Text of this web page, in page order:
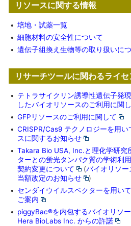
リソースに関する情報
• 培地・試薬一覧
• 細胞材料の安全性について
• 遺伝子組換え生物等の取り扱いに
リサーチツールに関わるライセ
• テトラサイクリン誘導性遺伝子発
したバイオリソースのご利用に関
• GFPリソースのご利用に関して
• CRISPR/Cas9 テクノロジーを用
スに関するお知らせ
• Takara Bio USA, Inc.と理化学研究
ターとの蛍光タンパク質の学術利
契約変更について
(バイオリソー
当額改定のお知らせ
)
• センダイウイルスベクターを用い
ご案内
• piggyBac®を内包するバイオリソ
Hera BioLabs Inc. からの許諾